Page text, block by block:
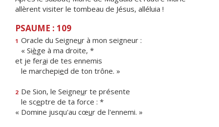
allèrent visiter le tombeau de Jésus, alléluia !
PSAUME : 109
1 Oracle du Seigneur à mon seigneur :
« Siège à ma droite, *
et je ferai de tes ennemis
le marchepied de ton trône. »
2 De Sion, le Seigneur te présente
le sceptre de ta force : *
« Domine jusqu'au cœur de l'ennemi. »